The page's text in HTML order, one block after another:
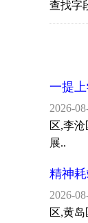
查找字
一提
2026-
区,李
展..
精神
2026-
区,黄